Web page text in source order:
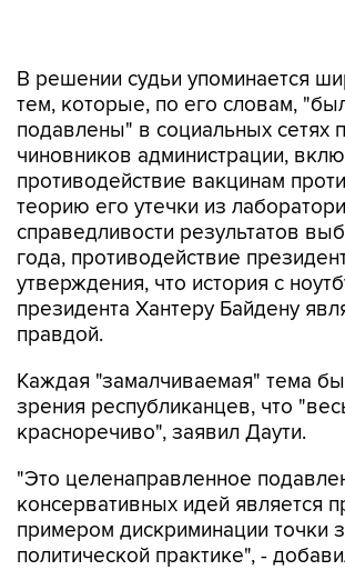
подавлены" в социальных сетях
чиновников администрации,
противодействие вакцинам
теорию его утечки из
справедливости результатов
года, противодействие
утверждения, что история с
президента Хантеру Байдену
правдой.
Каждая "замалчиваемая" тема
красноречиво", заявил Даути.
"Это целенаправленное
примером дискриминации точки
политической практике", -
Генеральный прокурор